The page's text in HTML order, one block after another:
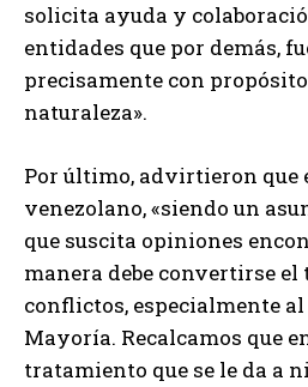
solicita ayuda y
entidades que por demás,
precisamente con
naturaleza».
Por último, advirtieron que
venezolano, «siendo un
que suscita opiniones
manera debe convertirse el
conflictos, especialmente
Mayoría. Recalcamos que
tratamiento que se le da a